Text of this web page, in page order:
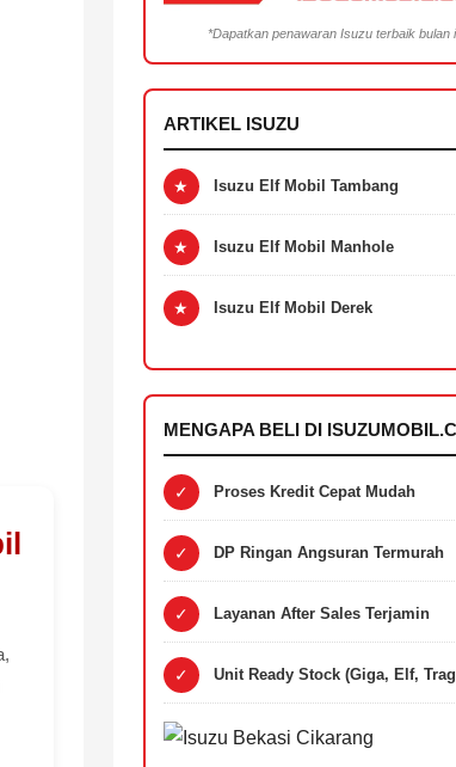
*Dapatkan penawaran Isuzu terbaik bulan
ARTIKEL ISUZU
★ Isuzu Elf Mobil Tambang
★ Isuzu Elf Mobil Manhole
★ Isuzu Elf Mobil Derek
MENGAPA BELI DI
✓ Proses Kredit Cepat Mudah
✓ DP Ringan Angsuran Termurah
✓ Layanan After Sales Terjamin
✓ Unit Ready Stock (Giga, Elf,